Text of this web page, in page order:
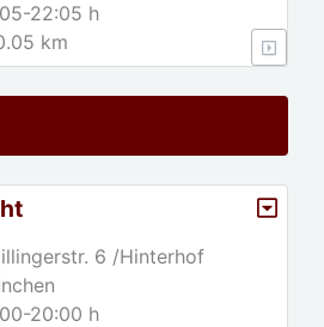
22:05 h
km
6 /Hinterhof
20:00 h